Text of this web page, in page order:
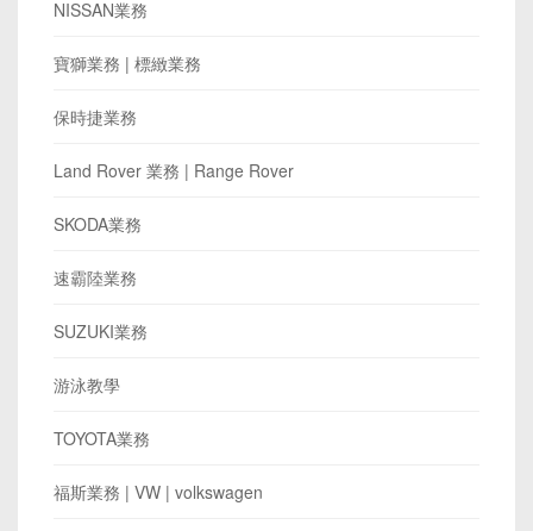
NISSAN業務
寶獅業務 | 標緻業務
保時捷業務
Land Rover 業務 | Range Rover
SKODA業務
速霸陸業務
SUZUKI業務
游泳教學
TOYOTA業務
​福斯業務 | VW | volkswagen